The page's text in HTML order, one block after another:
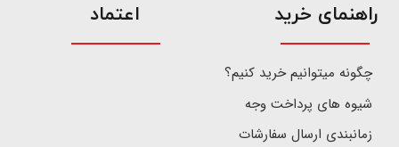
​راهنمای خرید
چگونه میتوانیم خرید کنیم؟
شیوه های پرداخت وجه
زمانبندی ارسال سفارشات
اعتماد